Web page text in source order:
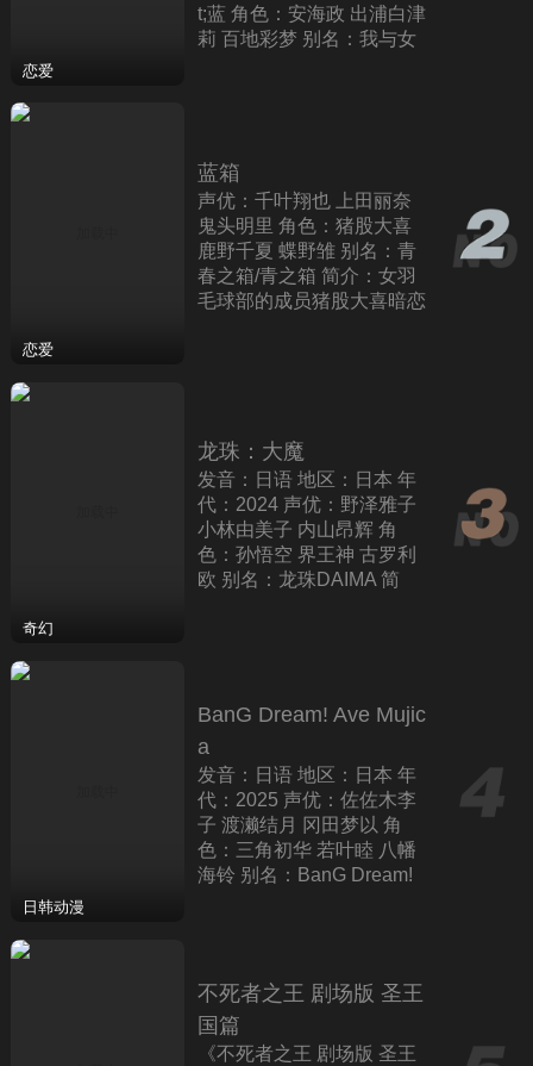
恋爱
t;蓝 角色：安海政 出浦白津
莉 百地彩梦 别名：我与女
恋爱
蓝箱
声优：千叶翔也 上田丽奈
鬼头明里 角色：猪股大喜
鹿野千夏 蝶野雏 别名：青
春之箱/青之箱 简介：女羽
毛球部的成员猪股大喜暗恋
奇幻
龙珠：大魔
发音：日语 地区：日本 年
代：2024 声优：野泽雅子
小林由美子 内山昂辉 角
色：孙悟空 界王神 古罗利
欧 别名：龙珠DAIMA 简
日韩动漫
BanG Dream! Ave Mujic
a
发音：日语 地区：日本 年
代：2025 声优：佐佐木李
子 渡濑结月 冈田梦以 角
色：三角初华 若叶睦 八幡
海铃 别名：BanG Dream!
不死者之王 剧场版 圣王
国篇
《不死者之王 剧场版 圣王